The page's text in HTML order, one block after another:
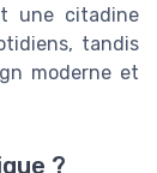
une citadine
tandis
moderne et
?